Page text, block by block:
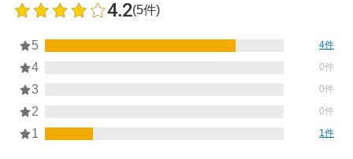
4.2(5件)
5 4件
4 0件
3 0件
2 0件
1 1件